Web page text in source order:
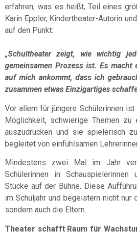
erfahren, was es heißt, Teil eines
Karin Eppler, Kindertheater-Autorin
auf den Punkt:
„Schultheater zeigt, wie wichtig
gemeinsamen Prozess ist. Es macht
auf mich ankommt, dass ich
zusammen etwas Einzigartiges
Vor allem für jüngere Schülerinnen
Möglichkeit, schwierige Themen zu
auszudrücken und sie spielerisch
begleitet von einfühlsamen
Mindestens zwei Mal im Jahr
Schülerinnen in Schauspielerinnen
Stücke auf der Bühne. Diese
im Schuljahr und begeistern nicht nur
sondern auch die Eltern.
Theater schafft Raum für